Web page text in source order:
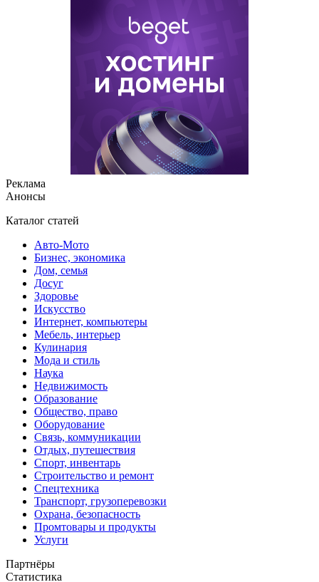
Реклама
Анонсы
Каталог статей
Авто-Мото
Бизнес, экономика
Дом, семья
Досуг
Здоровье
Искусство
Интернет, компьютеры
Мебель, интерьер
Кулинария
Мода и стиль
Наука
Недвижимость
Образование
Общество, право
Оборудование
Связь, коммуникации
Отдых, путешествия
Спорт, инвентарь
Строительство и ремонт
Спецтехника
Транспорт, грузоперевозки
Охрана, безопасность
Промтовары и продукты
Услуги
Партнёры
Статистика